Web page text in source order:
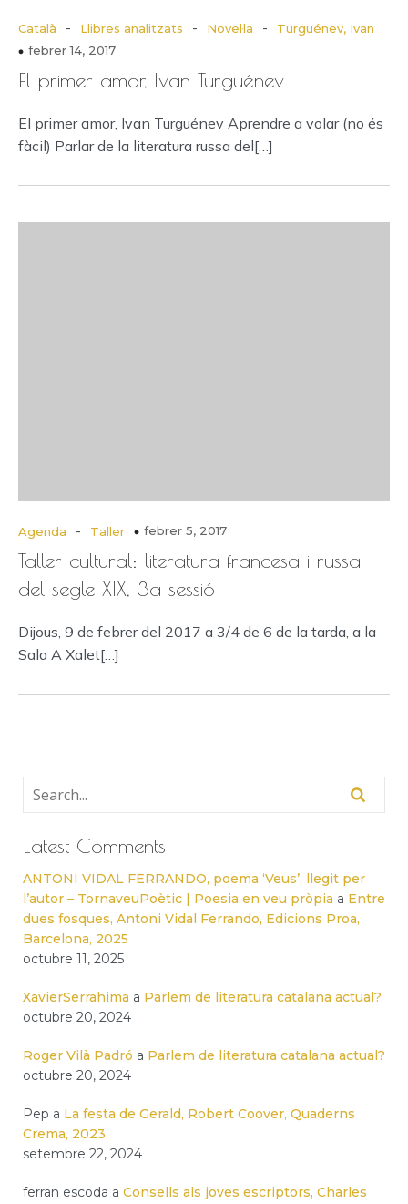
Català - Llibres analitzats - Novel·la -
Turguénev, Ivan
febrer 14, 2017
El primer amor, Ivan Turguénev
El primer amor, Ivan Turguénev Aprendre a volar (no és
fàcil) Parlar de la literatura russa del[…]
Agenda - Taller febrer 5, 2017
Taller cultural: literatura francesa i russa
del segle XIX, 3a sessió
Dijous, 9 de febrer del 2017 a 3/4 de 6 de la tarda, a la
Sala A Xalet[…]
Latest Comments
ANTONI VIDAL FERRANDO, poema ‘Veus’, llegit per
l’autor – TornaveuPoètic | Poesia en veu pròpia a Entre
dues fosques, Antoni Vidal Ferrando, Edicions Proa,
Barcelona, 2025
octubre 11, 2025
XavierSerrahima a Parlem de literatura catalana actual?
octubre 20, 2024
Roger Vilà Padró a Parlem de literatura catalana actual?
octubre 20, 2024
Pep a La festa de Gerald, Robert Coover, Quaderns
Crema, 2023
setembre 22, 2024
ferran escoda a Consells als joves escriptors, Charles